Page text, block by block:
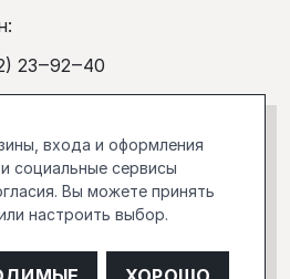
23‒92‒40
с 10:00 до 20:00
входа и оформления
социальные сервисы
Вы можете принять
настроить выбор.